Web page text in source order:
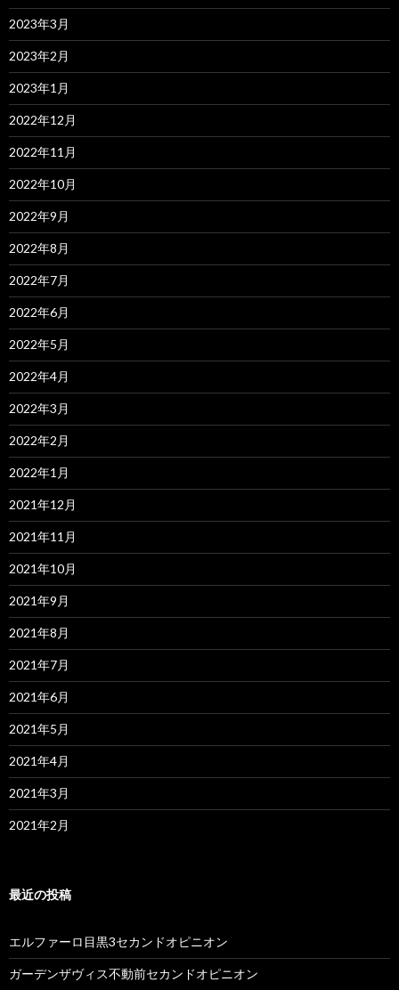
2023年3月
2023年2月
2023年1月
2022年12月
2022年11月
2022年10月
2022年9月
2022年8月
2022年7月
2022年6月
2022年5月
2022年4月
2022年3月
2022年2月
2022年1月
2021年12月
2021年11月
2021年10月
2021年9月
2021年8月
2021年7月
2021年6月
2021年5月
2021年4月
2021年3月
2021年2月
最近の投稿
エルファーロ目黒3セカンドオピニオン
ガーデンザヴィス不動前セカンドオピニオン